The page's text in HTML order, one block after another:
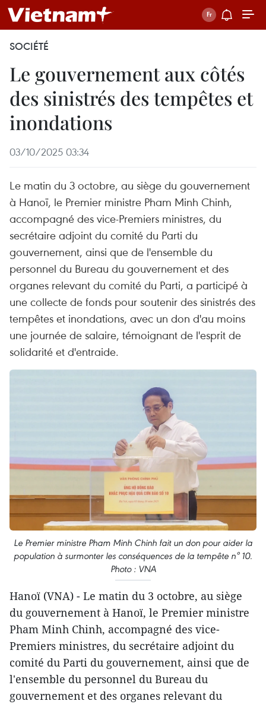
SOCIÉTÉ
Le gouvernement aux côtés
des sinistrés des tempêtes et
inondations
03/10/2025 03:34
Le matin du 3 octobre, au siège du gouvernement
à Hanoï, le Premier ministre Pham Minh Chinh,
accompagné des vice-Premiers ministres, du
secrétaire adjoint du comité du Parti du
gouvernement, ainsi que de l'ensemble du
personnel du Bureau du gouvernement et des
organes relevant du comité du Parti, a participé à
une collecte de fonds pour soutenir des sinistrés des
tempêtes et inondations, avec un don d'au moins
une journée de salaire, témoignant de l'esprit de
solidarité et d'entraide.
Le Premier ministre Pham Minh Chinh fait un don pour aider la
population à surmonter les conséquences de la tempête n° 10.
Photo : VNA
Hanoï (VNA) - Le matin du 3 octobre, au siège
du gouvernement à Hanoï, le Premier ministre
Pham Minh Chinh, accompagné des vice-
Premiers ministres, du secrétaire adjoint du
comité du Parti du gouvernement, ainsi que de
l'ensemble du personnel du Bureau du
gouvernement et des organes relevant du